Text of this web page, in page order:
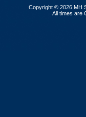
Copyright © 2026 MH
All times are